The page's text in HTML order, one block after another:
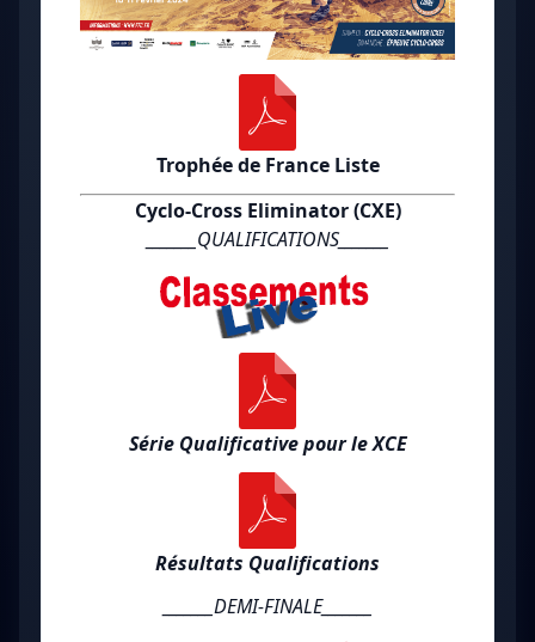
Trophée de France Liste
Cyclo-Cross Eliminator (CXE)
_______QUALIFICATIONS_______
Série Qualificative pour le XCE
Résultats Qualifications
_______DEMI-FINALE_______